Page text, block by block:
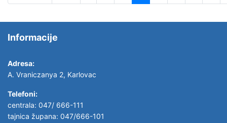
Informacije
Adresa:
A. Vraniczanya 2, Karlovac
Telefoni:
centrala: 047/ 666-111
tajnica župana: 047/666-101